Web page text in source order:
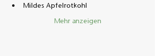
Mildes Apfelrotkohl
Mehr anzeigen